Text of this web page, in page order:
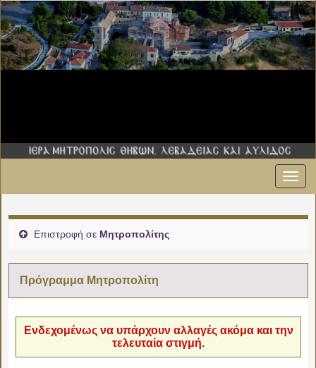
Επιστροφή σε Μητροπολίτης
Πρόγραμμα Μητροπολίτη
Ενδεχομένως να υπάρχουν αλλαγές ακόμα και την
τελευταία στιγμή.